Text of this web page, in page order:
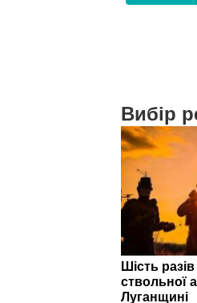
Вибір
Шість
ствольної
Луганщині